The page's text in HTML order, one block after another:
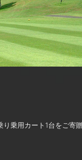
乗用カート1台をご寄